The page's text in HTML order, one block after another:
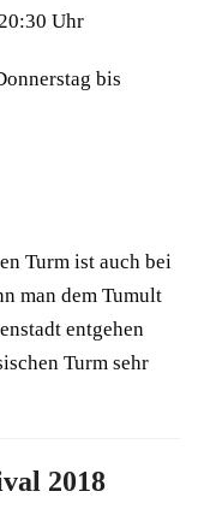
Uhr
bis
Turm ist auch bei
man dem Tumult
entgehen
Turm sehr
2018